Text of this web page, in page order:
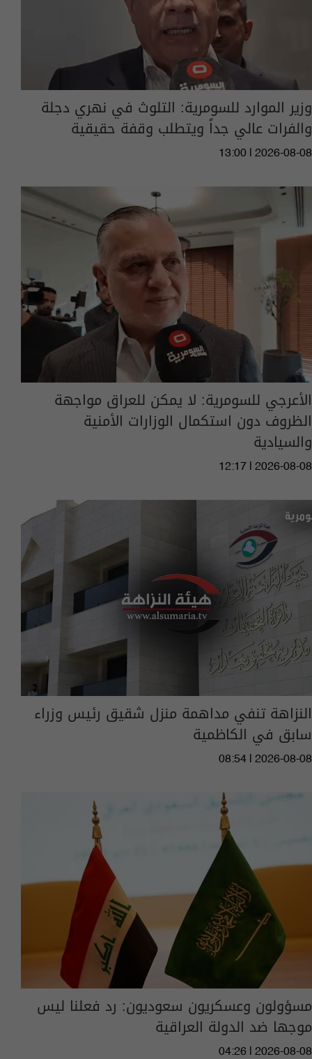
وزير الموارد للسومرية: التلوث في نهري دجلة
والفرات عالي جداً ويتطلب وقفة حقيقية
13:00 | 2026-08-08
الأعرجي للسومرية: لا يمكن للعراق مواجهة
الظروف دون استكمال الوزارات الأمنية
والسيادية
12:17 | 2026-08-08
النزاهة تنفي مداهمة منزل شقيق رئيس وزراء
سابق في الكاظمية
08:54 | 2026-08-08
مسؤولون وعسكريون سعوديون: رد فعلنا ليس
موجها ضد الدولة العراقية
04:26 | 2026-08-08